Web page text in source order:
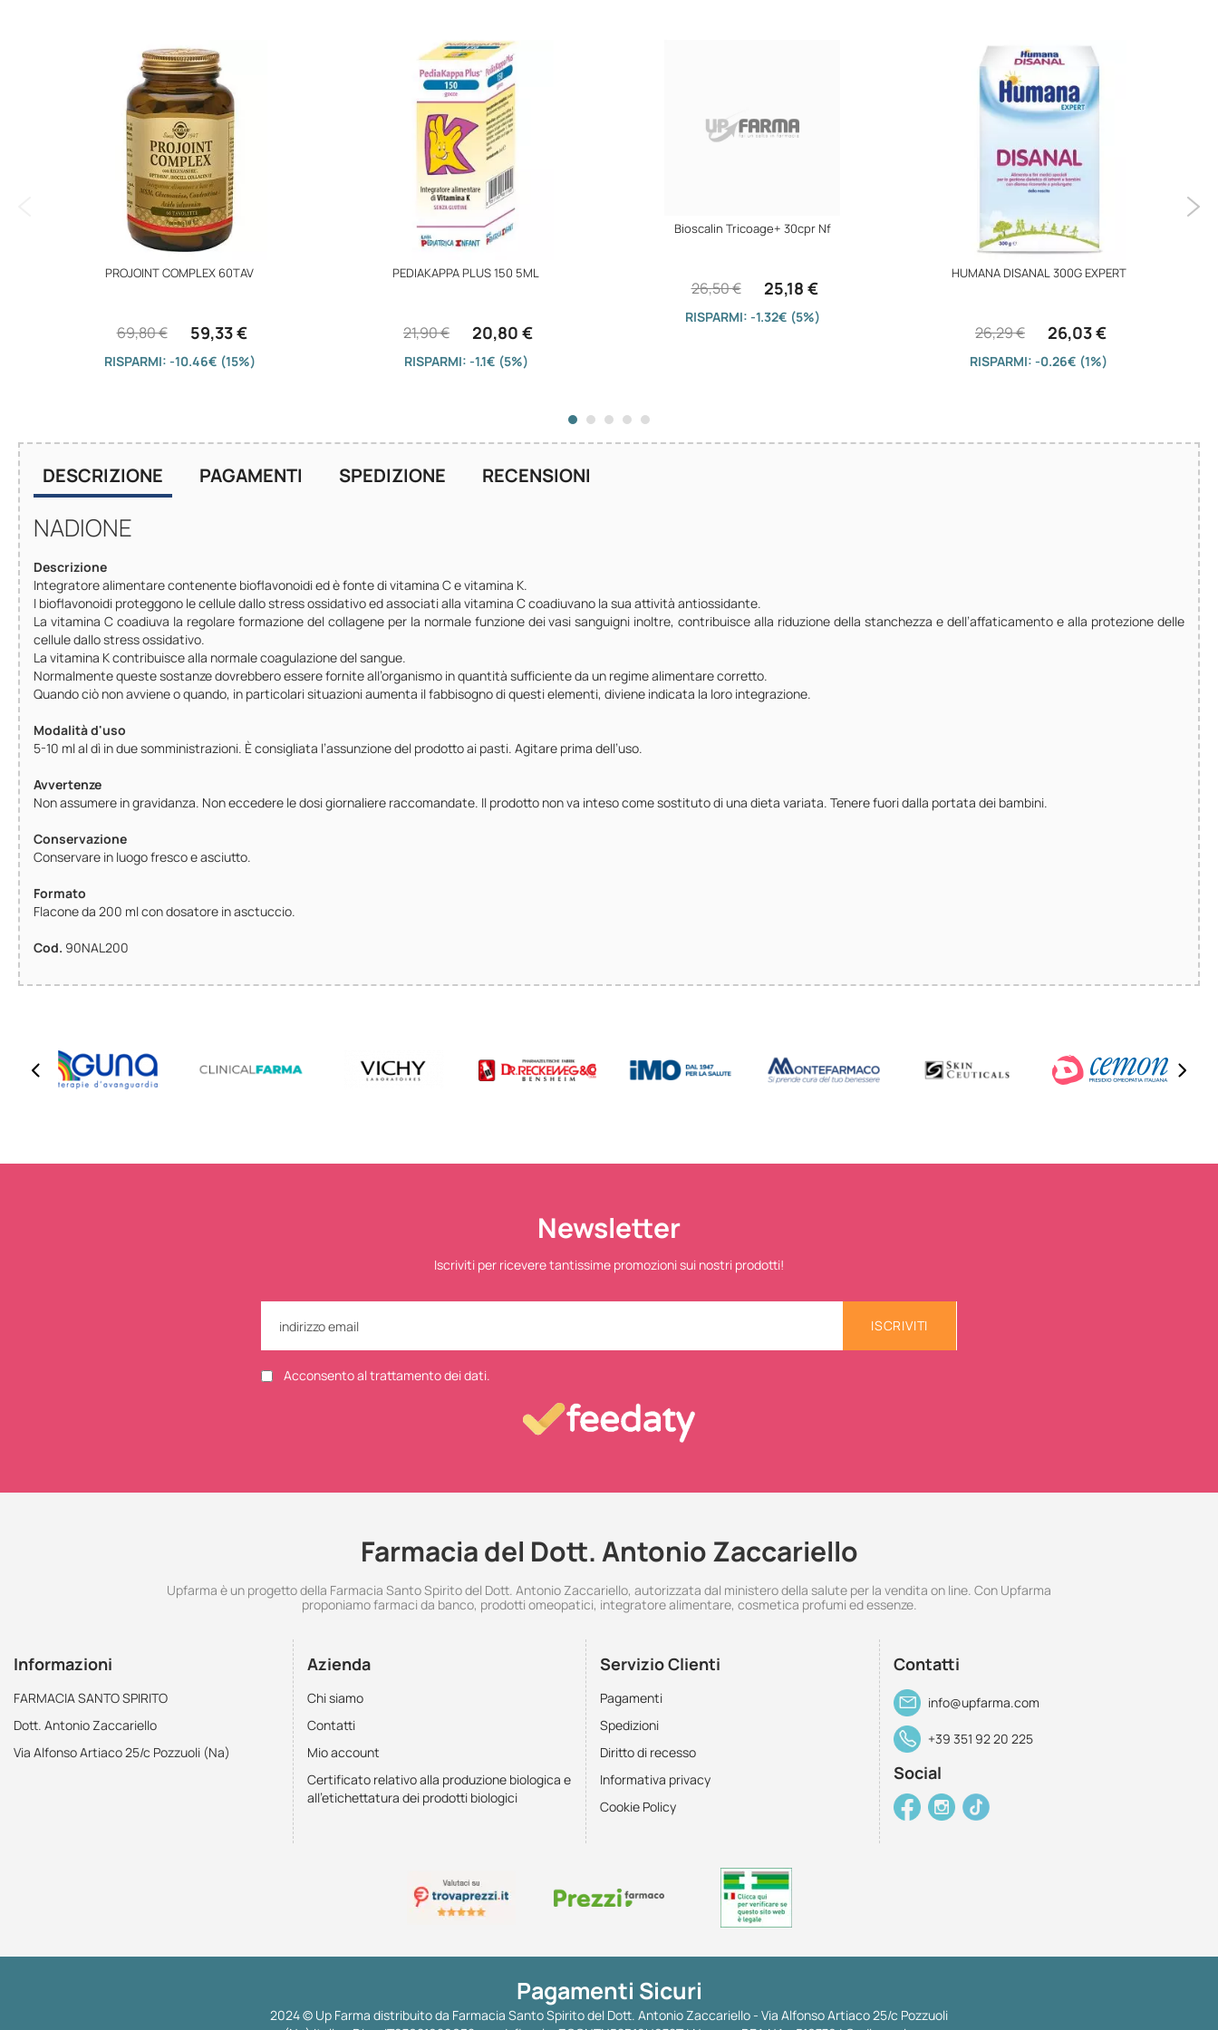
PROJOINT COMPLEX 60TAV
59,33 €
69,80 €
RISPARMI: -10.46€ (15%)
PEDIAKAPPA PLUS 150 5ML
20,80 €
21,90 €
RISPARMI: -1.1€ (5%)
Bioscalin Tricoage+ 30cpr Nf
25,18 €
26,50 €
RISPARMI: -1.32€ (5%)
HUMANA DISANAL 300G EXPERT
26,03 €
26,29 €
RISPARMI: -0.26€ (1%)
DESCRIZIONE
NADIONE
Descrizione
Integratore alimentare contenente bioflavonoidi ed è fonte di vitamina C e vitamina K.
I bioflavonoidi proteggono le cellule dallo stress ossidativo ed associati alla vitamina C coadiuvano la sua attività antiossidante.
La vitamina C coadiuva la regolare formazione del collagene per la normale funzione dei vasi sanguigni inoltre, contribuisce alla riduzione della stanchezza e dell’affaticamento e alla protezione delle
cellule dallo stress ossidativo.
La vitamina K contribuisce alla normale coagulazione del sangue.
Normalmente queste sostanze dovrebbero essere fornite all’organismo in quantità sufficiente da un regime alimentare corretto.
Quando ciò non avviene o quando, in particolari situazioni aumenta il fabbisogno di questi elementi, diviene indicata la loro integrazione.
Modalità d'uso
5-10 ml al dì in due somministrazioni. È consigliata l’assunzione del prodotto ai pasti. Agitare prima dell’uso.
Avvertenze
Non assumere in gravidanza. Non eccedere le dosi giornaliere raccomandate. Il prodotto non va inteso come sostituto di una dieta variata. Tenere fuori dalla portata dei bambini.
Conservazione
Conservare in luogo fresco e asciutto.
Formato
Flacone da 200 ml con dosatore in asctuccio.
Cod. 90NAL200
PAGAMENTI SPEDIZIONE RECENSIONI
Newsletter
Iscriviti per ricevere tantissime promozioni sui nostri prodotti!
ISCRIVITI
Acconsento al trattamento dei dati.
Farmacia del Dott. Antonio Zaccariello
Upfarma è un progetto della Farmacia Santo Spirito del Dott. Antonio Zaccariello, autorizzata dal ministero della salute per la vendita on line. Con Upfarma
proponiamo farmaci da banco, prodotti omeopatici, integratore alimentare, cosmetica profumi ed essenze.
Informazioni
FARMACIA SANTO SPIRITO
Dott. Antonio Zaccariello
Via Alfonso Artiaco 25/c Pozzuoli (Na)
Azienda
Chi siamo
Contatti
Mio account
Certificato relativo alla produzione biologica e
all'etichettatura dei prodotti biologici
Servizio Clienti
Pagamenti
Spedizioni
Diritto di recesso
Informativa privacy
Cookie Policy
Contatti
info@upfarma.com
+39 351 92 20 225
Social
Pagamenti Sicuri
2024 © Up Farma distribuito da Farmacia Santo Spirito del Dott. Antonio Zaccariello - Via Alfonso Artiaco 25/c Pozzuoli